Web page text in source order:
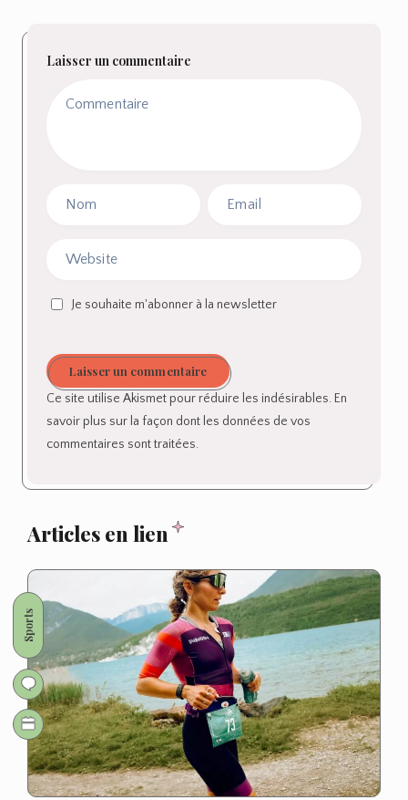
Laisser un commentaire
Je souhaite m'abonner à la newsletter
Laisser un commentaire
Ce site utilise Akismet pour réduire les indésirables. En
savoir plus sur la façon dont les données de vos
commentaires sont traitées.
Articles en lien
Sports